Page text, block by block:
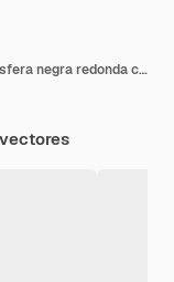
Concepto de reloj accesorio de mano esfera negra redonda con flechas tendencia de belleza de moda y pegatina de estilo para